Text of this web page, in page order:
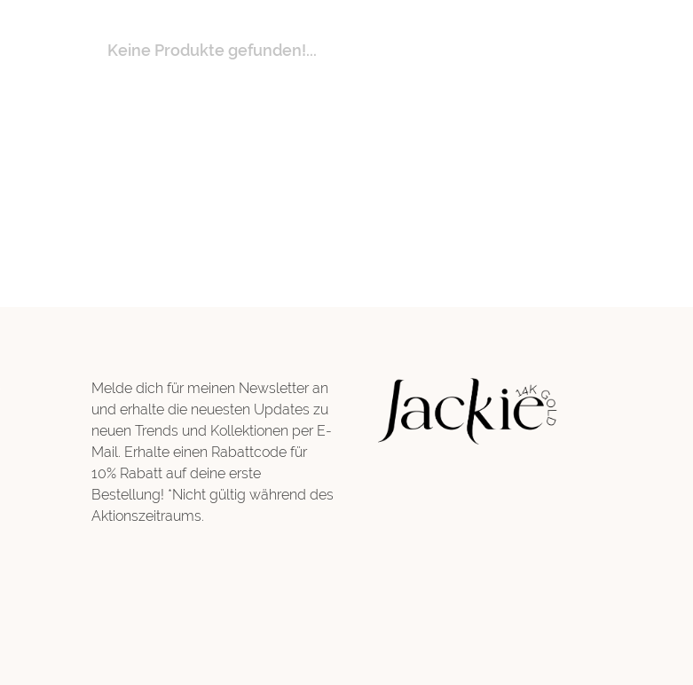
Keine Produkte gefunden!...
Melde dich für meinen Newsletter an
und erhalte die neuesten Updates zu
neuen Trends und Kollektionen per E-
Mail. Erhalte einen Rabattcode für
10% Rabatt auf deine erste
Bestellung! *Nicht gültig während des
Aktionszeitraums.